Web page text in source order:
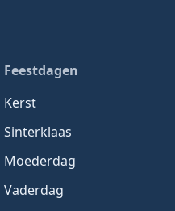
Feestdagen
Kerst
Sinterklaas
Moederdag
Vaderdag